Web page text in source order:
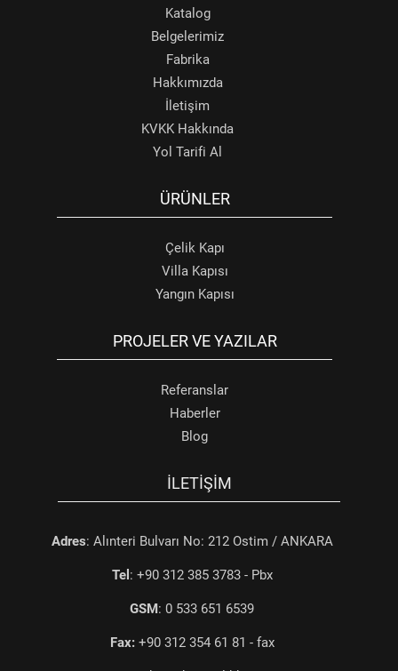
Katalog
Belgelerimiz
Fabrika
Hakkımızda
İletişim
KVKK Hakkında
Yol Tarifi Al
ÜRÜNLER
Çelik Kapı
Villa Kapısı
Yangın Kapısı
PROJELER VE YAZILAR
Referanslar
Haberler
Blog
İLETIŞIM
Adres: Alınteri Bulvarı No: 212 Ostim / ANKARA
Tel : +90 312 385 3783 - Pbx
GSM: 0 533 651 6539
Fax:+90 312 354 61 81 - fax